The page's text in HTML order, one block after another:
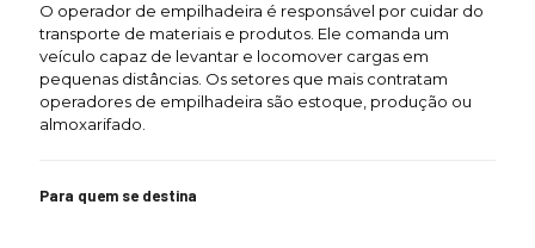
O operador de empilhadeira é responsável por cuidar do
transporte de materiais e produtos. Ele comanda um
veículo capaz de levantar e locomover cargas em
pequenas distâncias. Os setores que mais contratam
operadores de empilhadeira são estoque, produção ou
almoxarifado.
Para quem se destina